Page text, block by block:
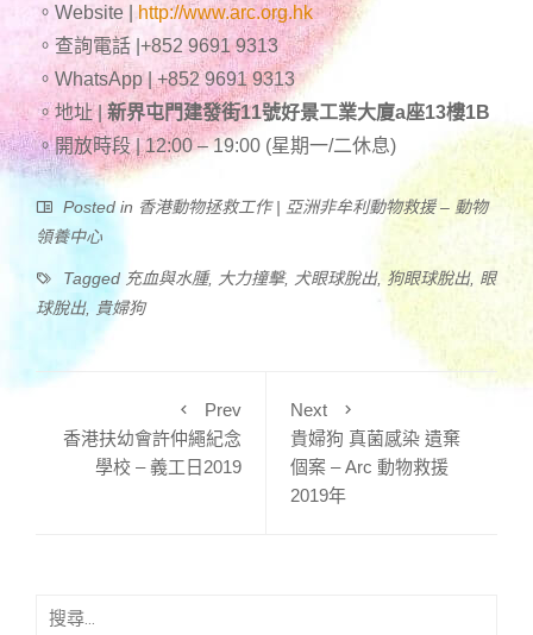
。Website |http://www.arc.org.hk
。查詢電話 |+852 9691 9313
。WhatsApp | +852 9691 9313
。地址 |新界屯門建發街11號好景工業大廈a座13樓1B
。開放時段 | 12:00 – 19:00 (星期一/二休息)
Posted in 香港動物拯救工作 | 亞洲非牟利動物救援 – 動物
領養中心
Tagged 充血與水腫, 大力撞擊, 犬眼球脫出, 狗眼球脫出, 眼
球脫出, 貴婦狗
Prev
香港扶幼會許仲繩紀念
學校 – 義工日2019
Next
貴婦狗 真菌感染 遺棄
個案 – Arc 動物救援
2019年
搜